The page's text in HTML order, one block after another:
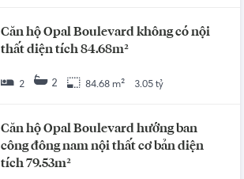
Căn hộ Opal Boulevard không có nội
thất diện tích 84.68m²
2 2 84.68 m² 3.05 tỷ
Căn hộ Opal Boulevard hướng ban
công đông nam nội thất cơ bản diện
tích 79.53m²